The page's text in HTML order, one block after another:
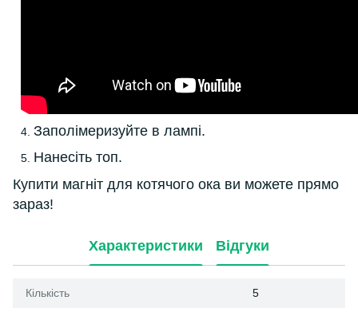
Заполімеризуйте в лампі.
Нанесіть топ.
Купити магніт для котячого ока ви можете прямо
зараз!
Характеристики Відгуки
Кількість 5